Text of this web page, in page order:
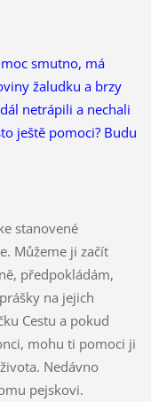
smutno, má
žaludku a brzy
netrápili a nechali
ještě pomoci? Budu
stanovené
Můžeme ji začít
předpokládám,
na jejich
Cestu a pokud
mohu ti pomoci ji
Nedávno
pejskovi.